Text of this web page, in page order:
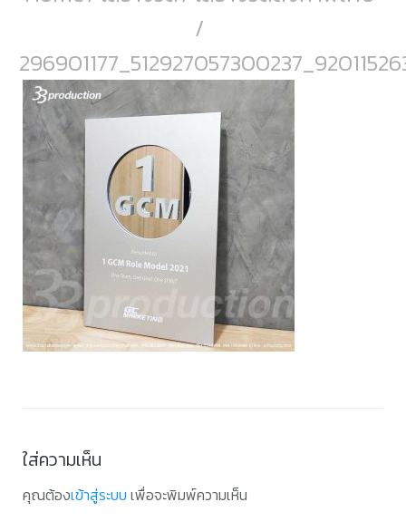
/
ใส่ความเห็น
คุณต้องเข้าสู่ระบบ เพื่อจะพิมพ์ความเห็น